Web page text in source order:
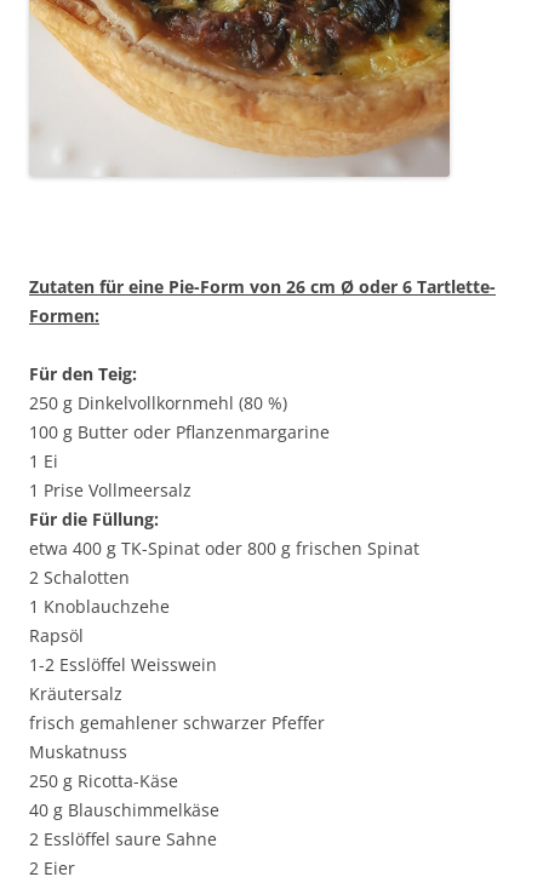
Zutaten für eine Pie-Form von 26 cm Ø oder 6 Tartlette-
Formen:
Für den Teig:
250 g Dinkelvollkornmehl (80 %)
100 g Butter oder Pflanzenmargarine
1 Ei
1 Prise Vollmeersalz
Für die Füllung:
etwa 400 g TK-Spinat oder 800 g frischen Spinat
2 Schalotten
1 Knoblauchzehe
Rapsöl
1-2 Esslöffel Weisswein
Kräutersalz
frisch gemahlener schwarzer Pfeffer
Muskatnuss
250 g Ricotta-Käse
40 g Blauschimmelkäse
2 Esslöffel saure Sahne
2 Eier